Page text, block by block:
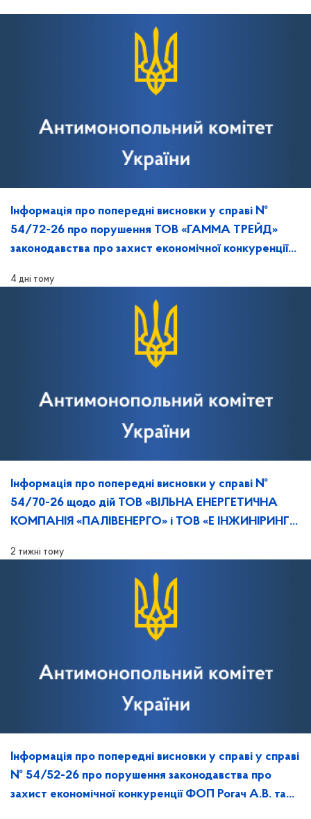
Інформація про попередні висновки у справі №
54/72-26 про порушення ТОВ «ГАММА ТРЕЙД»
законодавства про захист економічної конкуренції
справи
4 дні тому
Інформація про попередні висновки у справі №
54/70-26 щодо дій ТОВ «ВІЛЬНА ЕНЕРГЕТИЧНА
КОМПАНІЯ «ПАЛІВЕНЕРГО» і ТОВ «Е ІНЖИНІРИНГ»,
справи
2 тижні тому
Інформація про попередні висновки у справі у справі
№ 54/52-26 про порушення законодавства про
захист економічної конкуренції ФОП Рогач А.В. та